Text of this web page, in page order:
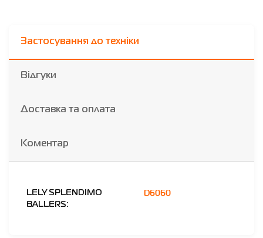
Застосування до техніки
Відгуки
Доставка та оплата
Коментар
LELY SPLENDIMO
BALLERS:
D6060